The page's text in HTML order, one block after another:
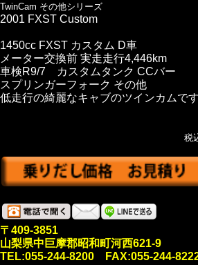
TwinCam その他シリーズ
2001 FXST Custom
1450cc FXST カスタム D車
メーター交換前 実走走行4,446km
車検R9/7 カスタムタンク CCバー
スプリンガーフォーク その他
低走行の綺麗なキャブのツインカムです
税
〒409-3851
山梨県中巨摩郡昭和町河西621-9
TEL:055-244-8200 FAX:055-244-